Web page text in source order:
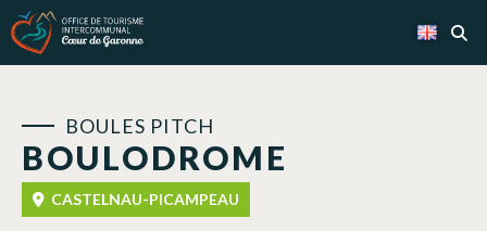
BOULODROME
BOULES PITCH
CASTELNAU-PICAMPEAU
Cookies management panel